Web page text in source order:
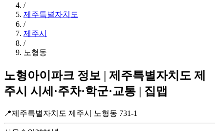
/
제주특별자치도
/
제주시
/
노형동
노형아이파크 정보 | 제주특별자치도 제
주시 시세·주차·학군·교통 | 집맵
📍제주특별자치도 제주시 노형동 731-1